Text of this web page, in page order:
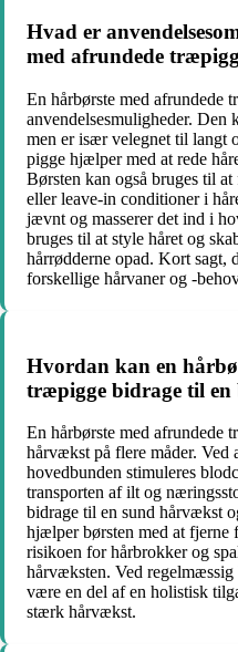
Hvad er
med afrundede
En hårbørste med afrundede
anvendelsesmuligheder. Den
men er især velegnet til langt
pigge hjælper med at rede
Børsten kan også bruges til
eller leave-in conditioner i
jævnt og masserer det ind i
bruges til at style håret og
hårrødderne opad. Kort sagt,
forskellige hårvaner og -
Hvordan kan en
træpigge bidrage til
En hårbørste med afrundede
hårvækst på flere måder. Ved
hovedbunden stimuleres
transporten af ilt og
bidrage til en sund hårvækst
hjælper børsten med at fjerne
risikoen for hårbrokker og
hårvæksten. Ved
være en del af en holistisk
stærk hårvækst.